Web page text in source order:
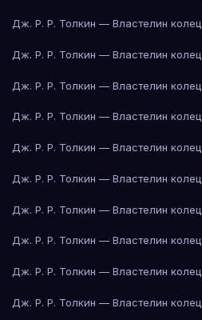
Дж. Р. Р. Толкин — Властелин колец
Дж. Р. Р. Толкин — Властелин колец
Дж. Р. Р. Толкин — Властелин колец
Дж. Р. Р. Толкин — Властелин колец
Дж. Р. Р. Толкин — Властелин колец
Дж. Р. Р. Толкин — Властелин колец
Дж. Р. Р. Толкин — Властелин колец
Дж. Р. Р. Толкин — Властелин колец
Дж. Р. Р. Толкин — Властелин колец
Дж. Р. Р. Толкин — Властелин колец